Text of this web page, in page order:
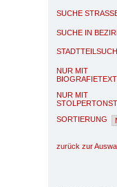
SUCHE
SUCHE IN
NUR MIT
NUR MIT
SORTIERUNG
zurück zur